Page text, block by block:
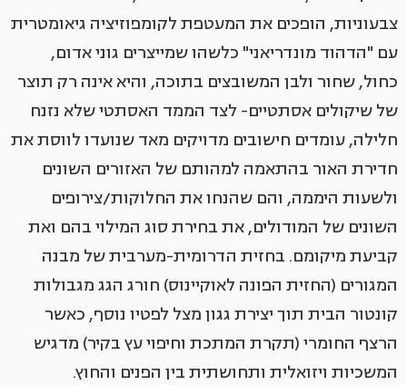
צבעוניות, הופכים את המעטפת לקומפוזיציה גיאומטרית
עם "הדהוד מונדריאני" כלשהו שמייצרים גוני אדום,
כחול, שחור ולבן המשובצים בתוכה, והיא אינה רק תוצר
של שיקולים אסתטיים- לצד הממד האסתטי שלא נזנח
חלילה, עומדים חישובים מדויקים מאד שנועדו לווסת את
חדירת האור בהתאמה למהותם של האזורים השונים
ולשעות היממה, והם שהנחו את החלוקות/צירופים
השונים של המודולים, את בחירת סוג המילוי בהם ואת
קביעת מיקומם. בחזית הדרומית-מערבית של מבנה
המגורים (החזית הפונה לאוקיינוס) חורג הגג מגבולות
קונטור הבית תוך יצירת גגון מצל לפטיו נוסף, כאשר
הרצף החומרי (תקרת המתכת וחיפוי עץ בקיר) מדגיש
המשכיות ויזואלית ותחושתית בין הפנים והחוץ.